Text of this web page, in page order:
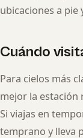
ubicaciones a
Cuándo
Para cielos más
mejor la estación
Si viajas en
temprano y lleva